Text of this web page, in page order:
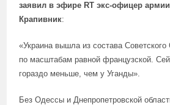
заявил в эфире RT экс-офицер
Крапивник:
«Украина вышла из состава
по масштабам равной французской.
гораздо меньше, чем у Уганды».
Без Одессы и Днепропетровской